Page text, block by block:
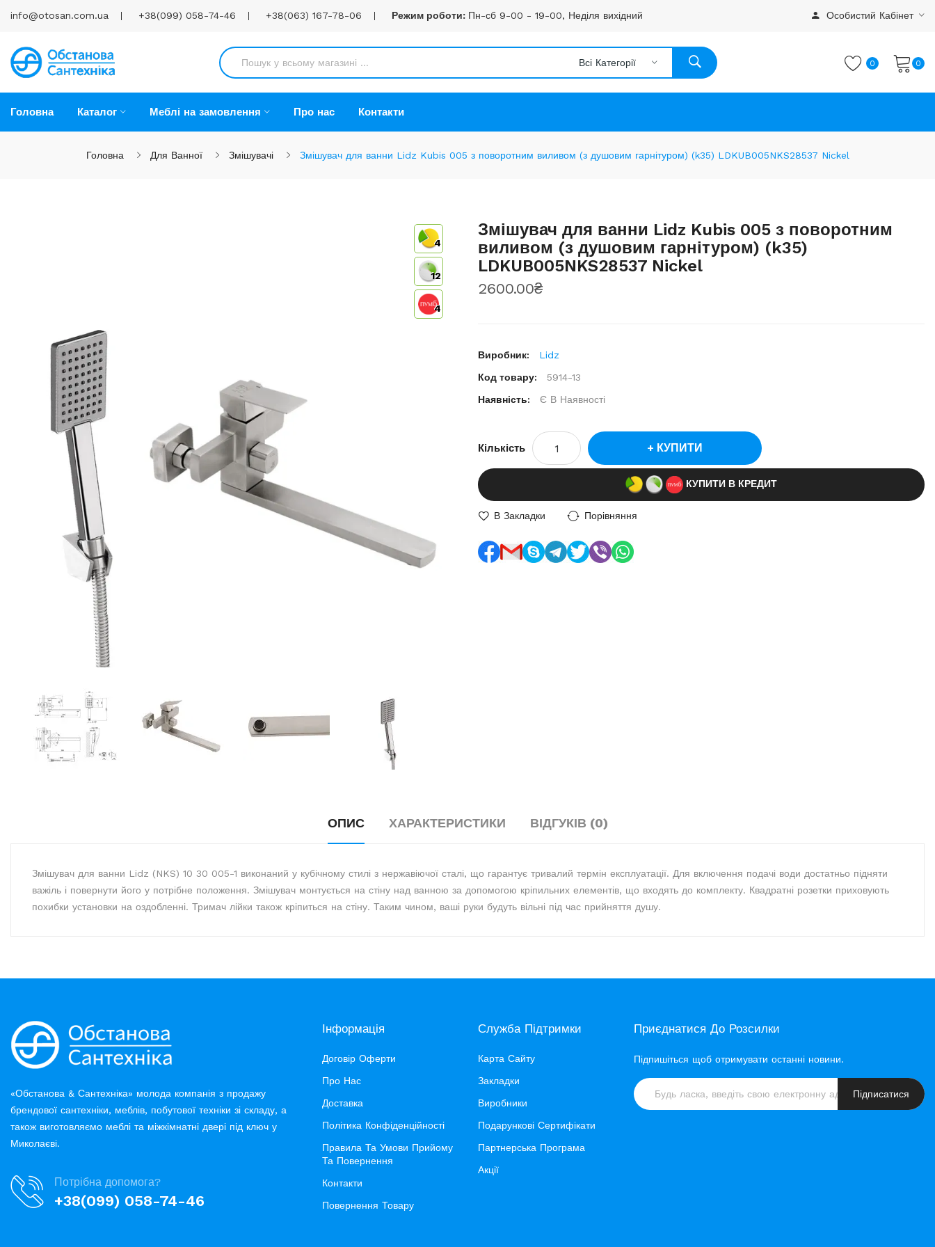
info@otosan.com.ua +38(099) 058-74-46 +38(063) 167-78-06 Режим роботи: Пн-сб 9-00 - 19-00, Неділя вихідний Особистий Кабінет
0 0
Всі Категорії
Головна Каталог Меблі на замовлення Про нас Контакти
Головна Для Ванної Змішувачі Змішувач для ванни Lidz Kubis 005 з поворотним виливом (з душовим гарнітуром) (k35) LDKUB005NKS28537 Nickel
4
12
4
Змішувач для ванни Lidz Kubis 005 з поворотним
виливом (з душовим гарнітуром) (k35)
LDKUB005NKS28537 Nickel
2600.00₴
Виробник:
Lidz
Код товару:
5914-13
Наявність:
Є В Наявності
Кількість КУПИТИ
КУПИТИ В КРЕДИТ
В Закладки Порівняння
ОПИС ХАРАКТЕРИСТИКИ ВІДГУКІВ (0)
Змішувач для ванни Lidz (NKS) 10 30 005-1 виконаний у кубічному стилі з нержавіючої сталі, що гарантує тривалий термін експлуатації. Для включення подачі води достатньо підняти
важіль і повернути його у потрібне положення. Змішувач монтується на стіну над ванною за допомогою кріпильних елементів, що входять до комплекту. Квадратні розетки приховують
похибки установки на оздобленні. Тримач лійки також кріпиться на стіну. Таким чином, ваші руки будуть вільні під час прийняття душу.
«Обстанова & Сантехніка» молода компанія з продажу
брендової сантехніки, меблів, побутової техніки зі складу, а
також виготовляємо меблі та міжкімнатні двері під ключ у
Миколаєві.
Потрібна допомога?
+38(099) 058-74-46
Інформація
Договір Оферти
Про Нас
Доставка
Політика Конфіденційності
Правила Та Умови Прийому
Та Повернення
Контакти
Повернення Товару
Служба Підтримки
Карта Сайту
Закладки
Виробники
Подарункові Сертифікати
Партнерська Програма
Акції
Приєднатися До Розсилки
Підпишіться щоб отримувати останні новини.
Підписатися